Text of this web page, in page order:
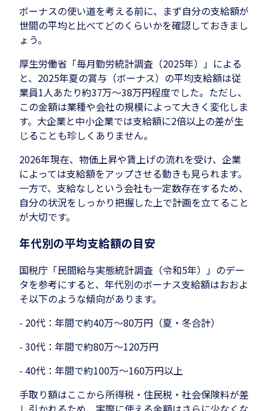
ボーナスの使い道を考える前に、まず自分の支給額が
世間の平均と比べてどのくらいかを確認しておきまし
ょう。
厚生労働省「毎月勤労統計調査（2025年）」による
と、2025年夏の賞与（ボーナス）の平均支給額は従
業員1人あたり約37万〜38万円程度でした。ただし、
この金額は業種や会社の規模によって大きく変化しま
す。大企業と中小企業では支給額に2倍以上の差が生
じることも珍しくありません。
2026年現在、物価上昇や賃上げの流れを受け、企業
によっては支給額をアップさせる動きも見られます。
一方で、支給なしという会社も一定数存在するため、
自分の状況をしっかり把握した上で計画を立てること
が大切です。
年代別の平均支給額の目安
国税庁「民間給与実態統計調査（令和5年）」のデー
タを参考にすると、年代別のボーナス支給額はおおよ
そ以下のような傾向があります。
- 20代：年間で約40万〜80万円（夏・冬合計）
- 30代：年間で約80万〜120万円
- 40代：年間で約100万〜160万円以上
手取り額はここから所得税・住民税・社会保険料が差